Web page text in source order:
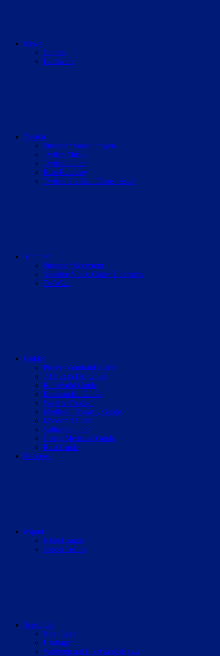
News
Games
Hardware
Twitch
Streamer Vorstellungen
Twitch Musik
Twitch Guide
Rise-Roleplay
Twitch Grafiken Dienstleister
Youtube
Streamer Roomtour
Youtube Video Cutter Übersicht
7vsWild
Guides
Project Zomboid Guide
7 Days to Die Guide
RimWorld Guide
Enshrouded Guide
We Are Football
Medieval Dynasty Guide
Minecraft Guide
Valheim Guide
Going Medieval Guide
Rust Guide
Previews
eSport
Nitro League
eSport Teams
Sonstiges
Next Level
Umfragen
Werbung auf LikeGamesNews